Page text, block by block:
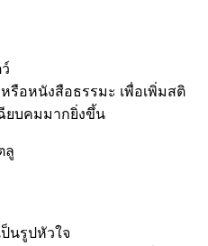
รือหนังสือธรรมะ เพื่อเพิ่มสติ
ยบคมมากยิ่งขึ้น
นรูปหัวใจ